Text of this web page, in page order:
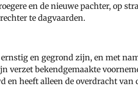
en de nieuwe pachter, op
te dagvaarden.
en gegrond zijn, en met
verzet bekendgemaakte
heeft alleen de overdracht van